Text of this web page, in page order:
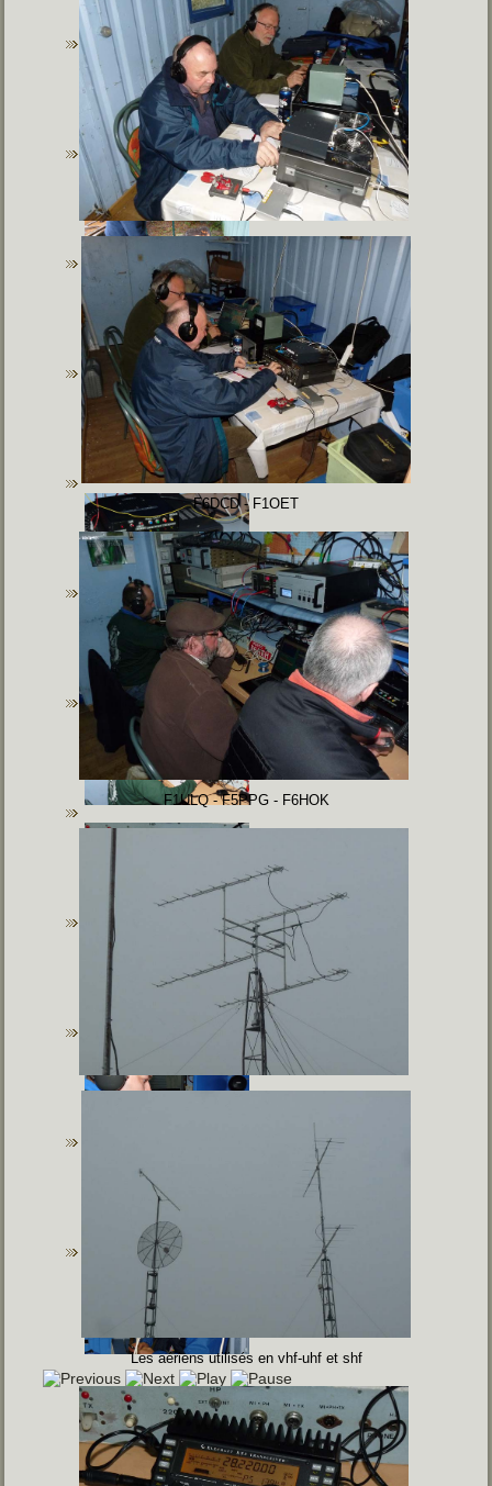
F6DCD - F1OET
F1ULQ - F5PPG - F6HOK
Les aériens utilisés en vhf-uhf et shf